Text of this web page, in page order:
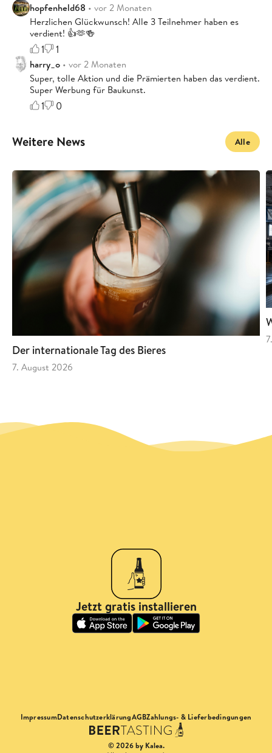
hopfenheld68 • vor 2 Monaten
Herzlichen Glückwunsch! Alle 3 Teilnehmer haben es
verdient! 👍🫶🍻
1 1
harry_o • vor 2 Monaten
Super, tolle Aktion und die Prämierten haben das verdient.
Super Werbung für Baukunst.
1 0
Weitere News Alle
Der internationale Tag des Bieres
7. August 2026
Jetzt gratis installieren
ImpressumDatenschutzerklärungAGBZahlungs- & Lieferbedingungen
© 2026 by Kalea.